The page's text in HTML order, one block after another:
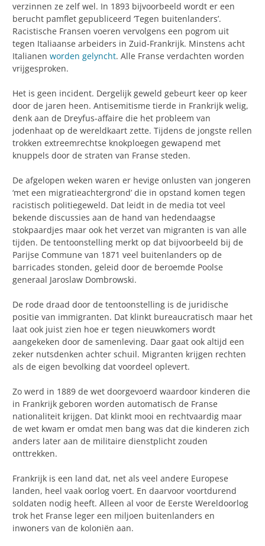
verzinnen ze zelf wel. In 1893 bijvoorbeeld wordt er een
berucht pamflet gepubliceerd ‘Tegen buitenlanders’.
Racistische Fransen voeren vervolgens een pogrom uit
tegen Italiaanse arbeiders in Zuid-Frankrijk. Minstens acht
Italianen worden gelyncht. Alle Franse verdachten worden
vrijgesproken.
Het is geen incident. Dergelijk geweld gebeurt keer op keer
door de jaren heen. Antisemitisme tierde in Frankrijk welig,
denk aan de Dreyfus-affaire die het probleem van
jodenhaat op de wereldkaart zette. Tijdens de jongste rellen
trokken extreemrechtse knokploegen gewapend met
knuppels door de straten van Franse steden.
De afgelopen weken waren er hevige onlusten van jongeren
‘met een migratieachtergrond’ die in opstand komen tegen
racistisch politiegeweld. Dat leidt in de media tot veel
bekende discussies aan de hand van hedendaagse
stokpaardjes maar ook het verzet van migranten is van alle
tijden. De tentoonstelling merkt op dat bijvoorbeeld bij de
Parijse Commune van 1871 veel buitenlanders op de
barricades stonden, geleid door de beroemde Poolse
generaal Jaroslaw Dombrowski.
De rode draad door de tentoonstelling is de juridische
positie van immigranten. Dat klinkt bureaucratisch maar het
laat ook juist zien hoe er tegen nieuwkomers wordt
aangekeken door de samenleving. Daar gaat ook altijd een
zeker nutsdenken achter schuil. Migranten krijgen rechten
als de eigen bevolking dat voordeel oplevert.
Zo werd in 1889 de wet doorgevoerd waardoor kinderen die
in Frankrijk geboren worden automatisch de Franse
nationaliteit krijgen. Dat klinkt mooi en rechtvaardig maar
de wet kwam er omdat men bang was dat die kinderen zich
anders later aan de militaire dienstplicht zouden
onttrekken.
Frankrijk is een land dat, net als veel andere Europese
landen, heel vaak oorlog voert. En daarvoor voortdurend
soldaten nodig heeft. Alleen al voor de Eerste Wereldoorlog
trok het Franse leger een miljoen buitenlanders en
inwoners van de koloniën aan.